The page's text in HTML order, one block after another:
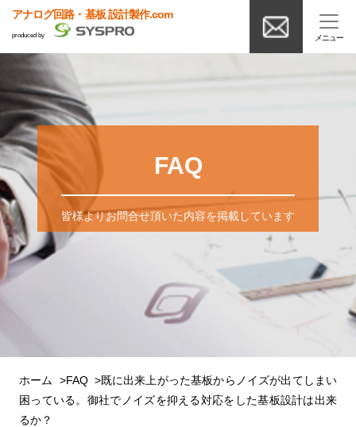
アナログ回路・基板 設計製作.com
produced by
FAQ
皆様よりお問合せ頂いた内容を掲載しています
ホーム FAQ
既に出来上がった基板からノイズが出てしまい
困っている。御社でノイズを抑える対応をした基板設計は出来
るか？